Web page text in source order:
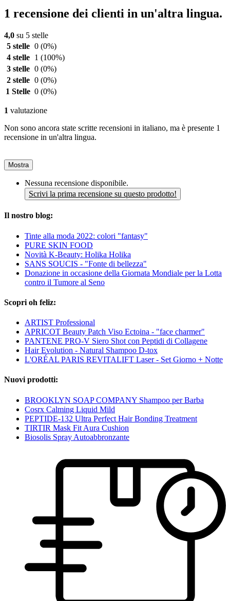
1 recensione dei clienti in un'altra lingua.
4,0 su 5 stelle
5 stelle 0 (0%)
4 stelle
1 (100%)
3 stelle 0 (0%)
2 stelle 0 (0%)
1 Stelle 0 (0%)
1 valutazione
Non sono ancora state scritte recensioni in italiano, ma è presente 1
recensione in un'altra lingua.
Mostra
Nessuna recensione disponibile.
Scrivi la prima recensione su questo prodotto!
Il nostro blog:
Tinte alla moda 2022: colori "fantasy"
PURE SKIN FOOD
Novità K-Beauty: Holika Holika
SANS SOUCIS - "Fonte di bellezza"
Donazione in occasione della Giornata Mondiale per la Lotta
contro il Tumore al Seno
Scopri oh feliz:
ARTIST Professional
APRICOT Beauty Patch Viso Ectoina - "face charmer"
PANTENE PRO-V Siero Shot con Peptidi di Collagene
Hair Evolution - Natural Shampoo D-tox
L'ORÉAL PARIS REVITALIFT Laser - Set Giorno + Notte
Nuovi prodotti:
BROOKLYN SOAP COMPANY Shampoo per Barba
Cosrx Calming Liquid Mild
PEPTIDE-132 Ultra Perfect Hair Bonding Treatment
TIRTIR Mask Fit Aura Cushion
Biosolis Spray Autoabbronzante